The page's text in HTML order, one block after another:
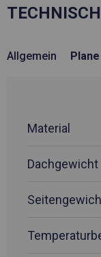
Allgemein Plane
Material
Dachgewicht